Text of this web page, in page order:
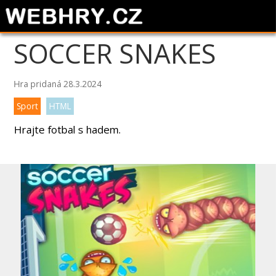
SOCCER SNAKES
Hra pridaná 28.3.2024
Sport
HTML
Hrajte fotbal s hadem.